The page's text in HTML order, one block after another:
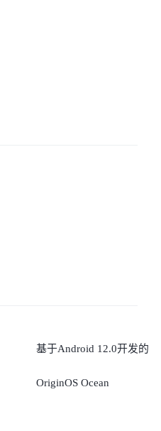
基于Android 12.0开发的
OriginOS Ocean